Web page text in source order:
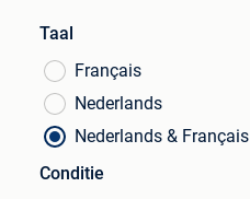
Taal
Français
Nederlands
Nederlands & Français
Conditie